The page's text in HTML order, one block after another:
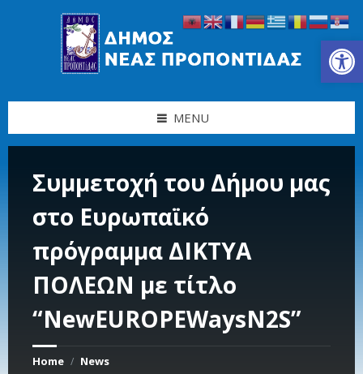
Ανοίξτε τη γραμμή εργαλείων
MENU
Συμμετοχή του Δήμου μας
στο Ευρωπαϊκό
πρόγραμμα ΔΙΚΤΥΑ
ΠΟΛΕΩΝ με τίτλο
“ΝewEUROPEWaysN2S”
Home / News